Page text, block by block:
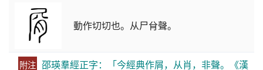
動作切切也。从尸䏌聲。
附注 邵瑛羣經正字：「今經典作屑，从肖，非聲。《漢